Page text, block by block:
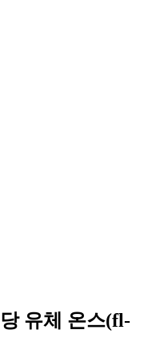
유체 온스(fl-